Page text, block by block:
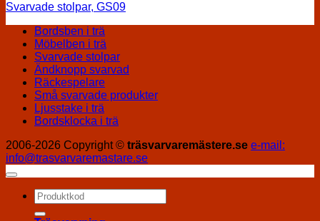
Svarvade stolpar, GS09
Bordsben i trä
Möbelben i trä
Svarvade stolpar
Ändknopp svarvad
Räckespelare
Små svarvade produkter
Ljusstake i trä
Bordsklocka i trä
2006-2026 Copyright © träsvarvaremästere.se e-mail:
info@trasvarvaremastare.se
Sök
efter: